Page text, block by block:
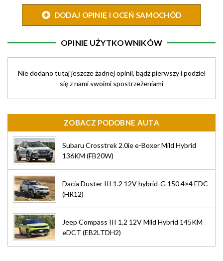
DODAJ OPINIĘ I OCEŃ SAMOCHÓD
OPINIE UŻYTKOWNIKÓW
Nie dodano tutaj jeszcze żadnej opinii, bądż pierwszy i podziel
się z nami swoimi spostrzeżeniami
ZOBACZ PODOBNE AUTA
Subaru Crosstrek 2.0ie e-Boxer Mild Hybrid
136KM (FB20W)
Dacia Duster III 1.2 12V hybrid-G 150 4×4 EDC
(HR12)
Jeep Compass III 1.2 12V Mild Hybrid 145KM
eDCT (EB2LTDH2)